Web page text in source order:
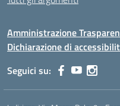
Amministrazione
Dichiarazione di
Seguici su: